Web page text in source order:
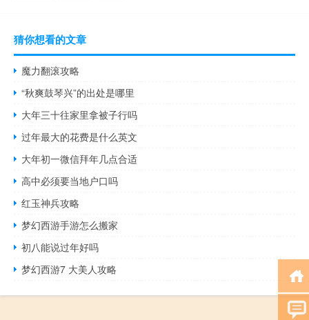
猜你想看的文章
魔力翻滚攻略
“秋爽鼓琴兴”的出处是哪里
大年三十往家里拿被子行吗
过年最大的花费是什么英文
大年初一微信拜年几点合适
高中必须要当地户口吗
红玉神兵攻略
梦幻西游手游怎么搬家
初八能说过年好吗
梦幻西游7 大美人攻略